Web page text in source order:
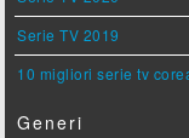
Serie TV 2019
10 migliori serie tv
Generi